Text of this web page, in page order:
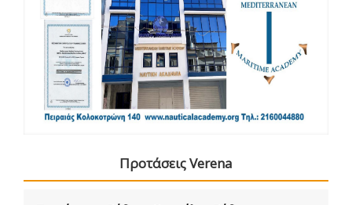
Προτάσεις Verena